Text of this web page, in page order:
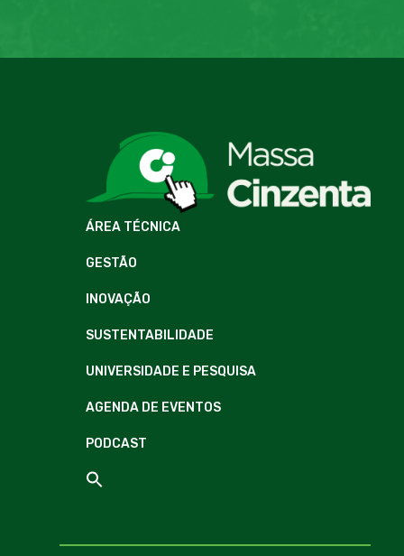
ÁREA TÉCNICA
GESTÃO
INOVAÇÃO
SUSTENTABILIDADE
UNIVERSIDADE E PESQUISA
AGENDA DE EVENTOS
PODCAST